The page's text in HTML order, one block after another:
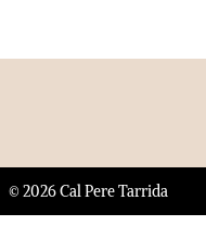
© 2026 Cal Pere Tarrida